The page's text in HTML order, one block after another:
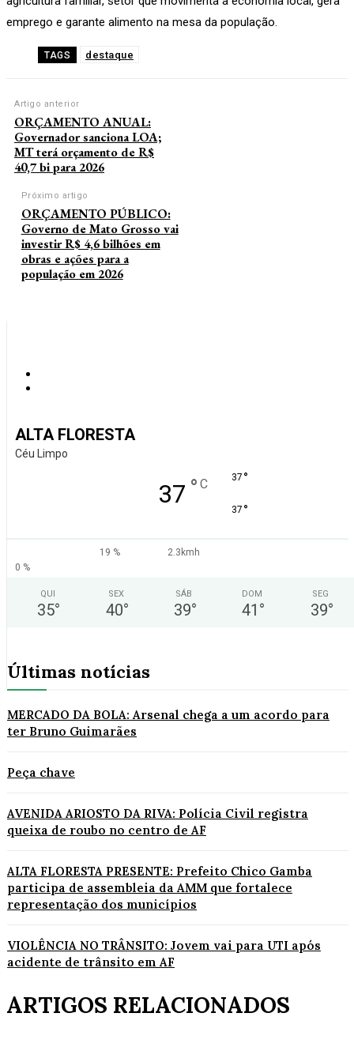
emprego e garante alimento na mesa da população.
TAGS destaque
Artigo anterior
ORÇAMENTO ANUAL:
Governador sanciona LOA;
MT terá orçamento de R$
40,7 bi para 2026
Próximo artigo
ORÇAMENTO PÚBLICO:
Governo de Mato Grosso vai
investir R$ 4,6 bilhões em
obras e ações para a
população em 2026
ALTA FLORESTA
Céu Limpo
37 ° C 37 °
37 °
19 %
2.3kmh
0 %
QUI
35°
SEX
40°
SÁB
39°
DOM
41 °
SEG
39°
Últimas notícias
MERCADO DA BOLA: Arsenal chega a um acordo para
ter Bruno Guimarães
Peça chave
AVENIDA ARIOSTO DA RIVA: Polícia Civil registra
queixa de roubo no centro de AF
ALTA FLORESTA PRESENTE: Prefeito Chico Gamba
participa de assembleia da AMM que fortalece
representação dos municípios
VIOLÊNCIA NO TRÂNSITO: Jovem vai para UTI após
acidente de trânsito em AF
ARTIGOS RELACIONADOS